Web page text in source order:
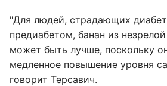
"Для людей, страдающих
предиабетом, банан из
может быть лучше, поскольку
медленное повышение уровня
говорит Терсавич.